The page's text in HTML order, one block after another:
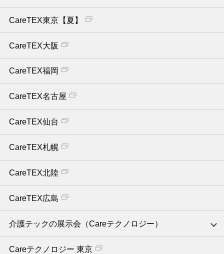
CareTEX東京【夏】
CareTEX大阪
CareTEX福岡
CareTEX名古屋
CareTEX仙台
CareTEX札幌
CareTEX北陸
CareTEX広島
介護テックの展示会（Careテクノロジー）
Careテクノロジー 東京